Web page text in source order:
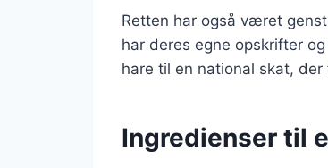
Retten har også været
har deres egne opskrifter
hare til en national skat,
Ingredienser til